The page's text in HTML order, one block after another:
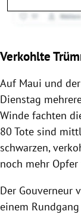
Verkohlte
Auf Maui und
Dienstag
Winde fachten
80 Tote sind
schwarzen,
noch mehr
Der Gouverneur
einem